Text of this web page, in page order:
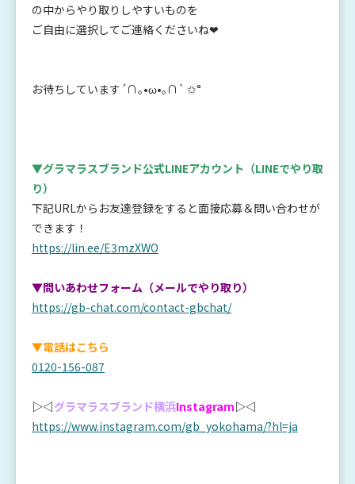
の中からやり取りしやすいものを
ご自由に選択してご連絡くださいね❤
お待ちしています ´∩｡•ω•｡∩ ` ✩°
▼グラマラスブランド公式LINEアカウント （LINEでやり取
り）
下記URLからお友達登録をすると面接応募＆問い合わせが
できます！
https://lin.ee/E3mzXWO
▼問いあわせフォーム（メールでやり取り）
https://gb-chat.com/contact-gbchat/
▼電話はこちら
0120-156-087
▷◁グラマラスブランド横浜Instagram▷◁
https://www.instagram.com/gb_yokohama/?hl=ja